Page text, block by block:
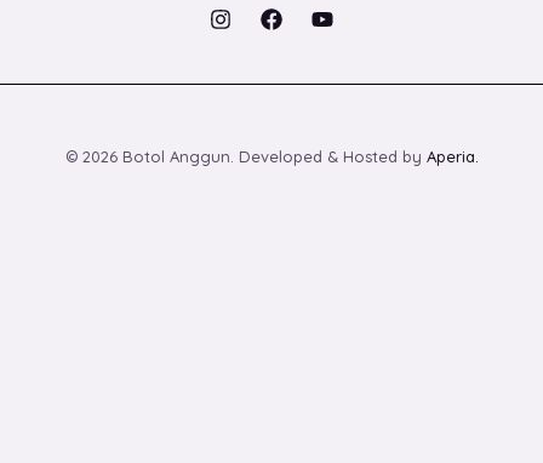
© 2026 Botol Anggun. Developed & Hosted by Aperia.